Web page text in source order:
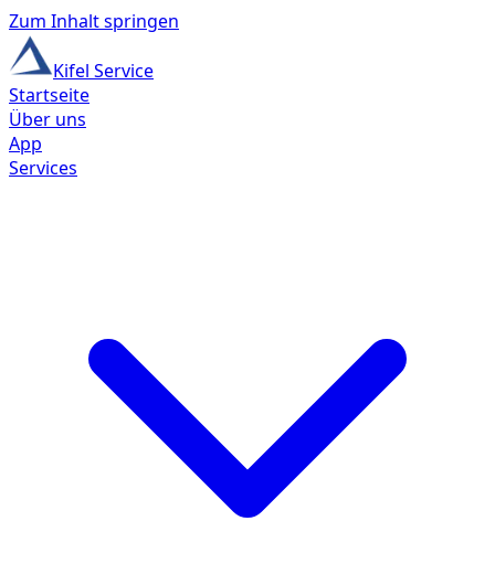
Zum Inhalt springen
Kifel Service
Startseite
Über uns
App
Services